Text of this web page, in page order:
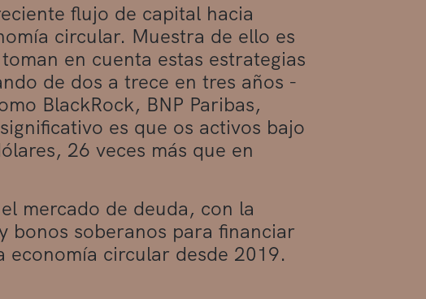
flujo de capital hacia
circular. Muestra de ello es
en cuenta estas estrategias
de dos a trece en tres años -
BlackRock, BNP Paribas,
es que os activos bajo
26 veces más que en
mercado de deuda, con la
bonos soberanos para financiar
economía circular desde 2019.